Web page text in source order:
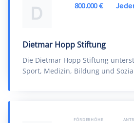
D
Dietmar Hopp Stiftung
Die Dietmar Hopp Stiftung
Sport, Medizin, Bildung und
800.000 €
FÖRDERHÖHE